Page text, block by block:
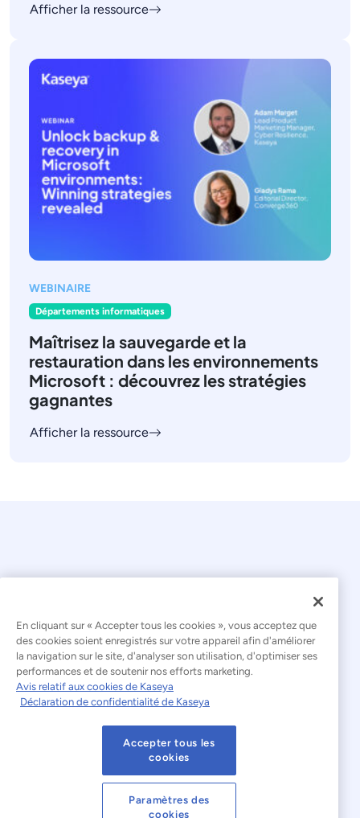
Afficher la ressource
WEBINAIRE
Départements informatiques
Maîtrisez la sauvegarde et la
restauration dans les environnements
Microsoft : découvrez les stratégies
gagnantes
Afficher la ressource
© 2026 Kaseya. Tous droits réservés.
Français
Déclaration relative à l'esclavage moderne
Mentions légales
Conditions d'utilisation du site web
Déclaration de confidentialité
En cliquant sur « Accepter tous les cookies », vous acceptez que
des cookies soient enregistrés sur votre appareil afin d'améliorer
la navigation sur le site, d'analyser son utilisation, d'optimiser ses
performances et de soutenir nos efforts marketing.
Avis relatif aux cookies de Kaseya
Déclaration de confidentialité de Kaseya
Accepter tous les
cookies
Paramètres des
cookies